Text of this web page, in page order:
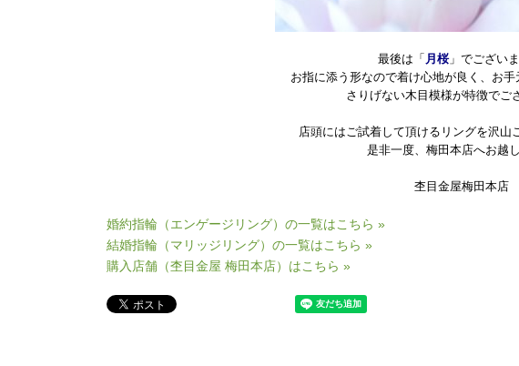
最後は「 月桜」でござい
お指に添う形なので着け心地が良く、お手
さりげない木目模様が特徴でご
店頭にはご試着して頂けるリングを沢山
是非一度、梅田本店へお越
杢目金屋梅田本店
婚約指輪（エンゲージリング）の一覧はこちら »
結婚指輪（マリッジリング）の一覧はこちら »
購入店舗（杢目金屋 梅田本店）はこちら »